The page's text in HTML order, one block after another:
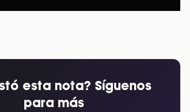
esta nota? Síguenos
para más